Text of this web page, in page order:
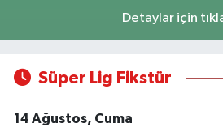
Detaylar için
Süper Lig Fikstür
14 Ağustos, Cuma